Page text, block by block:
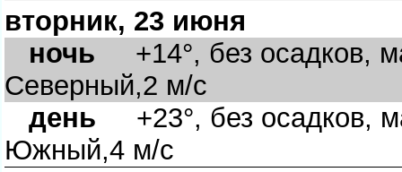
вторник, 23 июня
ночь +14°, без осадков,
Северный,2 м/с
день +23°, без осадков,
Южный,4 м/с